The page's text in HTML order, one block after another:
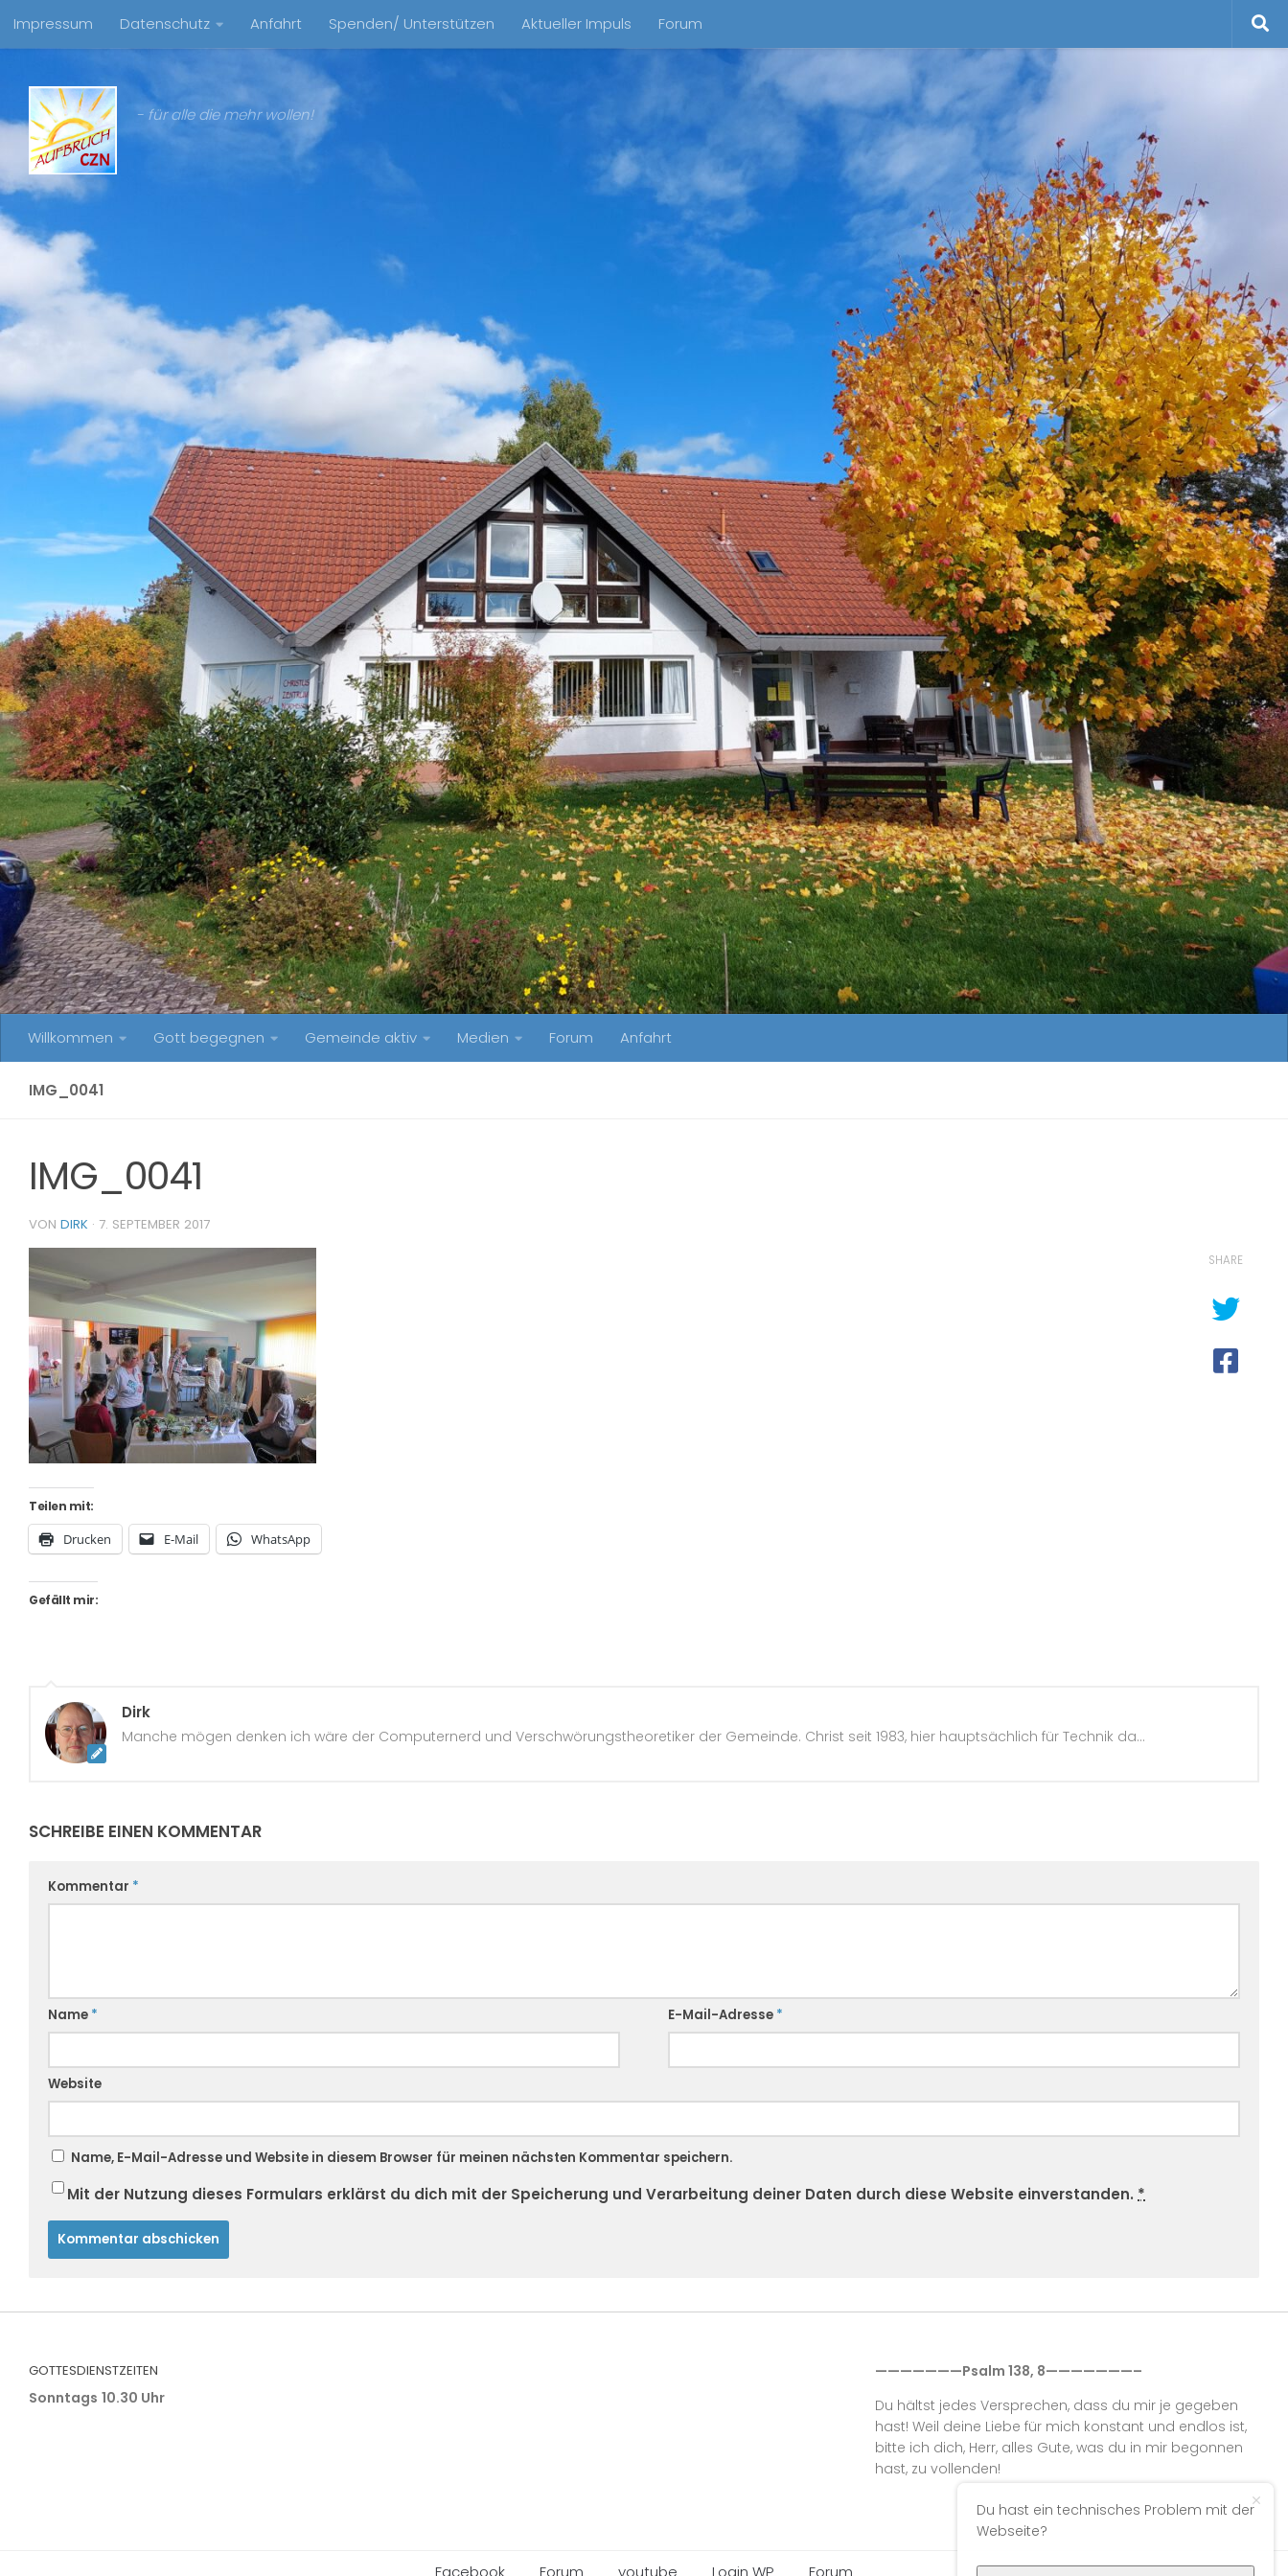
Zum Inhalt springen
Impressum Datenschutz Anfahrt Spenden/ Unterstützen Aktueller Impuls Forum
- für alle die mehr wollen!
Willkommen Gott begegnen Gemeinde aktiv Medien Forum Anfahrt
IMG_0041
IMG_0041
VON DIRK · 7. SEPTEMBER 2017
Teilen mit:
Drucken E-Mail WhatsApp
Gefällt mir:
SHARE
Dirk
Manche mögen denken ich wäre der Computernerd und Verschwörungstheoretiker der Gemeinde. Christ seit 1983, hier hauptsächlich für Technik da...
SCHREIBE EINEN KOMMENTAR
Kommentar *
Name * E-Mail-Adresse *
Website
Name, E-Mail-Adresse und Website in diesem Browser für meinen nächsten Kommentar speichern.
Mit der Nutzung dieses Formulars erklärst du dich mit der Speicherung und Verarbeitung deiner Daten durch diese Website einverstanden. *
GOTTESDIENSTZEITEN
Sonntags 10.30 Uhr
———————Psalm 138, 8———————–
Du hältst jedes Versprechen, dass du mir je gegeben
hast! Weil deine Liebe für mich konstant und endlos ist,
bitte ich dich, Herr, alles Gute, was du in mir begonnen
hast, zu vollenden!
Facebook Forum youtube Login WP Forum
Du hast ein technisches Problem mit der
Webseite?